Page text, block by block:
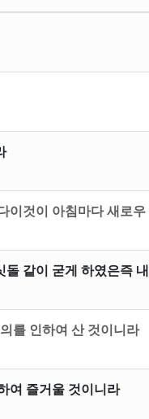
이것이 아침마다 새로우
같이 굳게 하였은즉 내
를 인하여 산 것이니라
여 즐거울 것이니라